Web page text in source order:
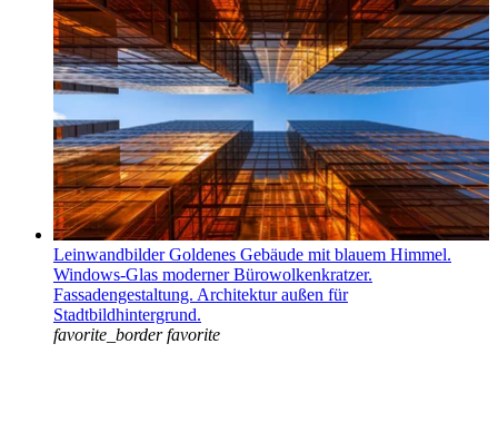
Leinwandbilder Goldenes Gebäude mit blauem Himmel.
Windows-Glas moderner Bürowolkenkratzer.
Fassadengestaltung. Architektur außen für
Stadtbildhintergrund.
favorite_border favorite